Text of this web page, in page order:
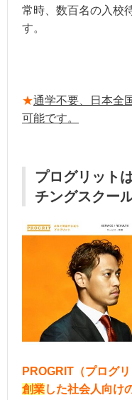
常時、数百名の入校
す。
★通学不要、日本全
可能です。
プログリット
チングスクー
PROGRIT（プログ
創業した社会人向け